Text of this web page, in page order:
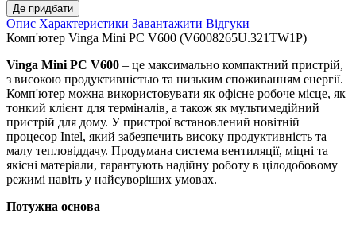
Де придбати
Опис Характеристики Завантажити Відгуки
Комп'ютер Vinga Mini PC V600 (V6008265U.321TW1P)
Vinga Mini PC V600 – це максимально компактний пристрій,
з високою продуктивністью та низьким споживанням енергії.
Комп'ютер можна використовувати як офісне робоче місце, як
тонкий клієнт для терміналів, а також як мультимедійний
пристрій для дому. У пристрої встановлений новітній
процесор Intel, який забезпечить високу продуктивність та
малу тепловіддачу. Продумана система вентиляції, міцні та
якісні матеріали, гарантують надійну роботу в цілодобовому
режимі навіть у найсуворіших умовах.
Потужна основа